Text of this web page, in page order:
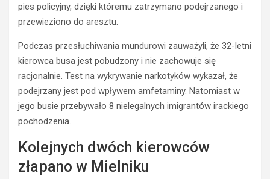
pies policyjny, dzięki któremu zatrzymano podejrzanego i
przewieziono do aresztu.
Podczas przesłuchiwania mundurowi zauważyli, że 32-letni
kierowca busa jest pobudzony i nie zachowuje się
racjonalnie. Test na wykrywanie narkotyków wykazał, że
podejrzany jest pod wpływem amfetaminy. Natomiast w
jego busie przebywało 8 nielegalnych imigrantów irackiego
pochodzenia.
Kolejnych dwóch kierowców
złapano w Mielniku
BEZPIECZEŃSTWO
WYPADKI
M
POLICJA
WYPADKI
ZATRZYMANIA